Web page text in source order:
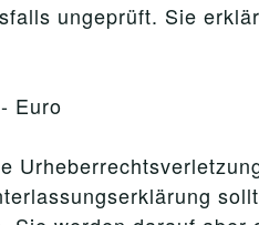
ungeprüft. Sie
Euro